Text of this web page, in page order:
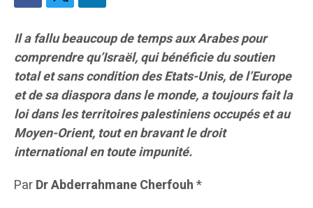
Il a fallu beaucoup de temps aux Arabes pour
comprendre qu’Israël, qui bénéficie du soutien
total et sans condition des Etats-Unis, de l’Europe
et de sa diaspora dans le monde, a toujours fait la
loi dans les territoires palestiniens occupés et au
Moyen-Orient, tout en bravant le droit
international en toute impunité.
ParDr Abderrahmane Cherfouh*